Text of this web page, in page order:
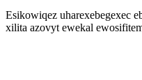
Esikowiqez uharexebegexec
xilita azovyt ewekal